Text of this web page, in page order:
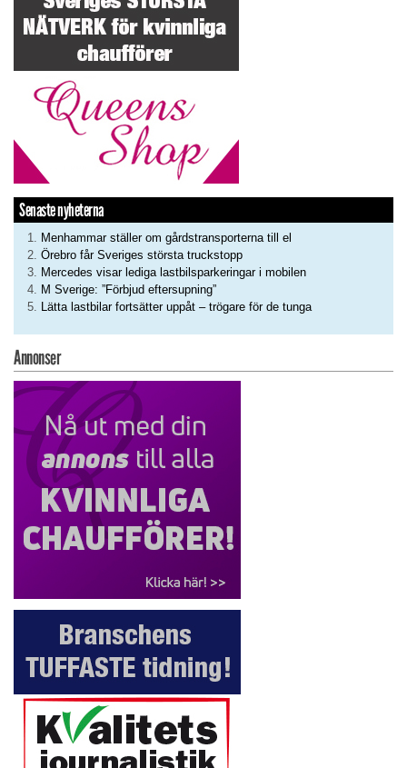
Senaste nyheterna
Menhammar ställer om gårdstransporterna till el
Örebro får Sveriges största truckstopp
Mercedes visar lediga lastbilsparkeringar i mobilen
M Sverige: ”Förbjud eftersupning”
Lätta lastbilar fortsätter uppåt – trögare för de tunga
Annonser